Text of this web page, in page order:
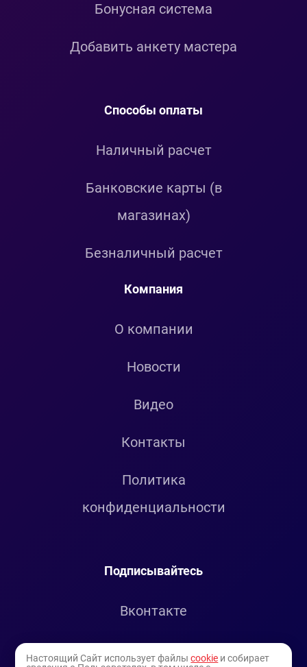
Бонусная система
Добавить анкету мастера
Способы оплаты
Наличный расчет
Банковские карты (в
магазинах)
Безналичный расчет
Компания
О компании
Новости
Видео
Контакты
Политика
конфиденциальности
Подписывайтесь
Вконтакте
Telegram
Настоящий Сайт использует файлыcookie и собирает